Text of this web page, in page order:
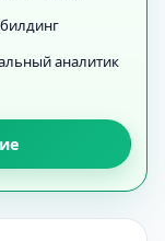
аналитик